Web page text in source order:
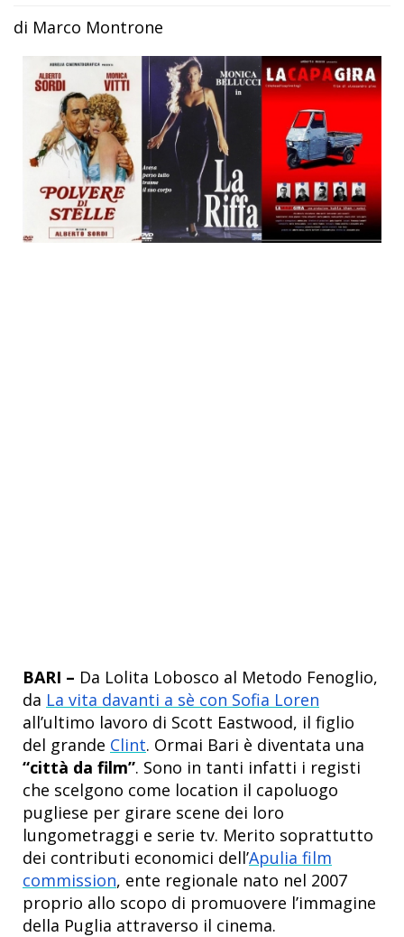
di Marco Montrone
BARI – Da Lolita Lobosco al Metodo Fenoglio,
da La vita davanti a sè con Sofia Loren
all’ultimo lavoro di Scott Eastwood, il figlio
del grande Clint. Ormai Bari è diventata una
“città da film”. Sono in tanti infatti i registi
che scelgono come location il capoluogo
pugliese per girare scene dei loro
lungometraggi e serie tv. Merito soprattutto
dei contributi economici dell’Apulia film
commission, ente regionale nato nel 2007
proprio allo scopo di promuovere l’immagine
della Puglia attraverso il cinema.